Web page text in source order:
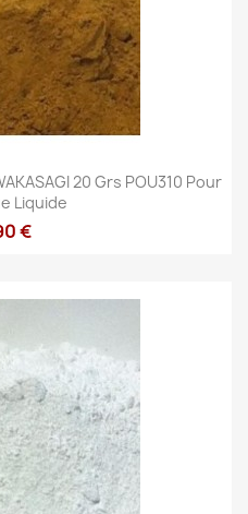
20 Grs POU310 Pour
Liquide
€